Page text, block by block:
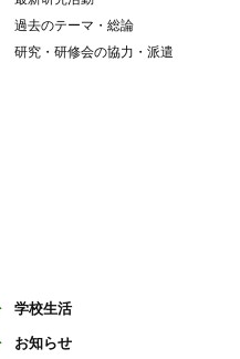
過去のテーマ・総論
研究・研修会の協力・派遣
学校生活
お知らせ